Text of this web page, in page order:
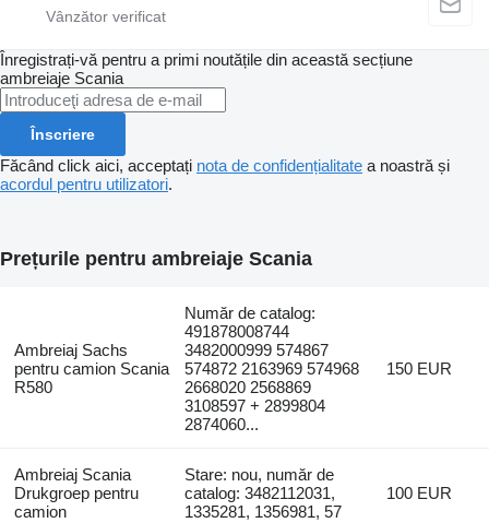
Înregistrați-vă pentru a primi noutățile din această secțiune
ambreiaje Scania
Înscriere
Făcând click aici, acceptați nota de confidențialitate a noastră și
acordul pentru utilizatori.
Prețurile pentru ambreiaje Scania
Ambreiaj Sachs
pentru camion Scania
R580
Număr de catalog:
491878008744
3482000999 574867
574872 2163969 574968
2668020 2568869
3108597 + 2899804
2874060...
150 EUR
Ambreiaj Scania
Drukgroep pentru
camion
Stare: nou, număr de
catalog: 3482112031,
1335281, 1356981, 57
100 EUR